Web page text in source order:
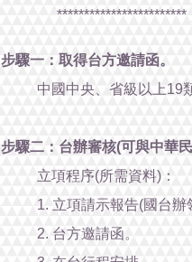
************************
步驟一：取得台方邀請函。
中國中央、省級以上19
步驟二：台辦審核(可與中華
立項程序(所需資料)：
1. 立項請示報告(國台辦
2. 台方邀請函。